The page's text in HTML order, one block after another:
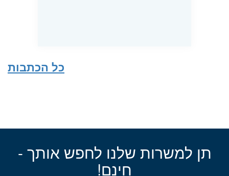
כל הכתבות
תן למשרות שלנו לחפש אותך -
חינם!